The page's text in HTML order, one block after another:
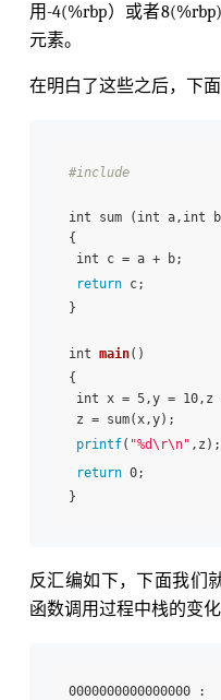
用-4(%rbp）或者
元素。
在明白了这些之后，下
#include
int sum (int a,int
{
int c = a + b;
return c;
}
int main()
{
int x = 5,y = 10,z
z = sum(x,y);
printf( "%d\r\n" ,z);
return 0;
反汇编如下，下面我们
函数调用过程中栈的变化
0000000000000000
: